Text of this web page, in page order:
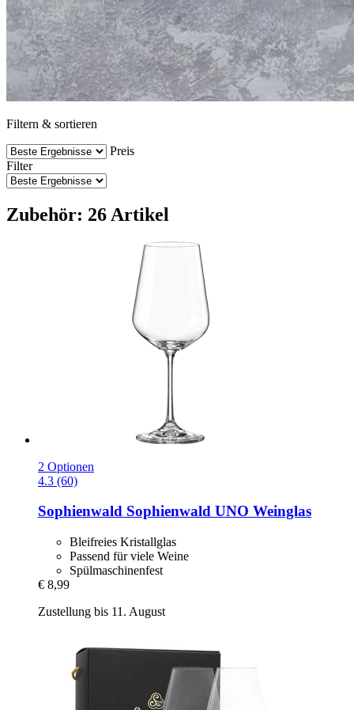
Filtern & sortieren
Preis
Filter
Zubehör: 26 Artikel
2 Optionen
4.3 (60)
Sophienwald Sophienwald UNO Weinglas
Bleifreies Kristallglas
Passend für viele Weine
Spülmaschinenfest
€ 8,99
Zustellung bis 11. August